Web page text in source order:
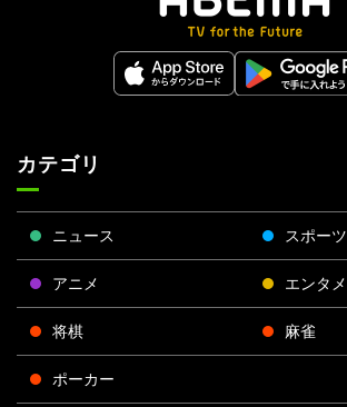
カテゴリ
ニュース スポーツ
アニメ エンタメ
将棋 麻雀
ポーカー